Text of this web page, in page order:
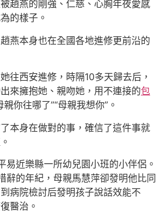
趙燕的剛強、仁慈、心胸年夜愛感
的樣子。
燕本身也在全國各地進修更前沿的
往西安進修，時隔10多天歸去后，
來擁抱她、親吻她，用不連接的包
你往哪了”“母親我想你”。
本身在做對的事，確信了這件事就
易近樂縣一所幼兒園小班的小伴侶。
辭的年紀，母親馬慧萍卻發明他比同
病院檢討后發明孩子說話效能不
醫治。